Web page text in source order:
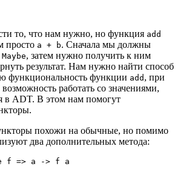
то, что нам нужно, но функция add
просто a + b. Сначала мы должны
Maybe, затем нужно получить к ним
результат. Нам нужно найти способ
функциональность функции add , при
работать со значениями,
в ADT. В этом нам помогут
похожи на обычные, но помимо
два дополнительных метода:
f => a -> f a